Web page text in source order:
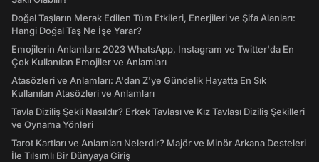
Doğal Taşların Merak Edilen Tüm Etkileri, Enerjileri ve Şifa Alanları:
Hangi Doğal Taş Ne İşe Yarar?
Emojilerin Anlamları: 2023 WhatsApp, Instagram ve Twitter'da En
Çok Kullanılan Emojiler ve Anlamları
Atasözleri ve Anlamları: A'dan Z'ye Gündelik Hayatta En Sık
Kullanılan Atasözleri ve Anlamları
Tavla Diziliş Şekli Nasıldır? Erkek Tavlası ve Kız Tavlası Diziliş Şekilleri
ve Oynama Yönleri
Tarot Kartları ve Anlamları Nelerdir? Majör ve Minör Arkana Desteleri
İle Tılsımlı Bir Dünyaya Giriş